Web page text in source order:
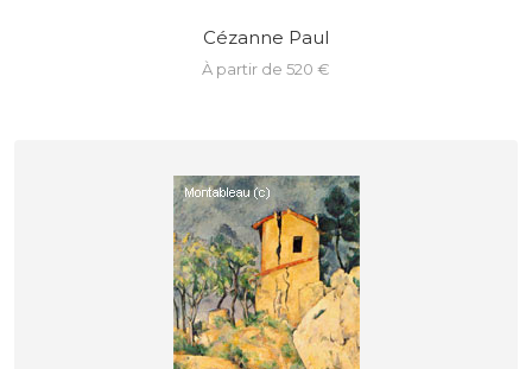
Cézanne Paul
à partir de 520 €